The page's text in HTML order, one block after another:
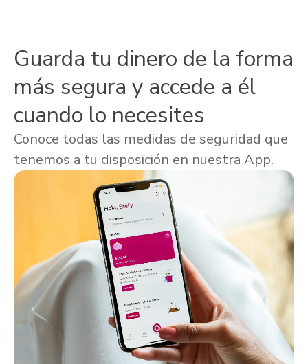
Guarda tu dinero de la forma
más segura y accede a él
cuando lo necesites
Conoce todas las medidas de seguridad que
tenemos a tu disposición en nuestra App.